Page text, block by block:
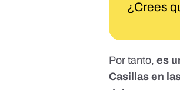
¿Crees
Por tanto,es
Casillas en